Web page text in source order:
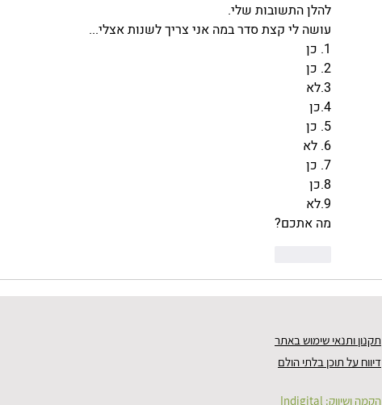
להלן התשובות שלי.
עושה לי קצת סדר במה אני צריך לשנות אצלי...
1. כן
2. כן
3.לא
4.כן
5. כן
6. לא
7. כן
8.כן
9.לא
מה אתכם?
תקנון ותנאי שימוש באתר
דיווח על תוכן בלתי הולם
הקמה ושיווק: Indigital